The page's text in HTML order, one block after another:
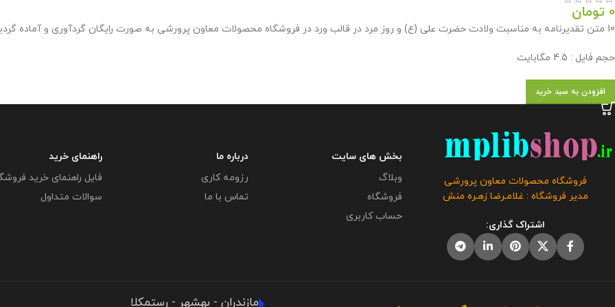
0 تومان
10 متن تقدیرنامه به مناسبت ولادت حضرت علی (ع) و روز مرد در قالب ورد در فروشگاه محصولات معاون پرورشی به صورت رایگان گردآوری و آماده گردیده است .
حجم فایل : 4.5 مگابایت
افزودن به سبد خرید
فروشگاه محصولات معاون پرورشی
مدیر فروشگاه : غلامـرضا زهـره منش
اشتراک گذاری:
بخش های سایت
وبلاگ
فروشگاه
حساب کاربری
درباره ما
رزومه کاری
تماس با ما
راهنمای خرید
فایل راهنمای خرید
سوالات متداول
مازندران - بهشهر - رستمکلا